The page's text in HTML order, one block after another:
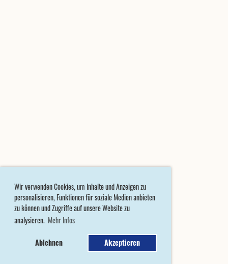
Wir verwenden Cookies, um Inhalte und Anzeigen zu
personalisieren, Funktionen für soziale Medien anbieten
zu können und Zugriffe auf unsere Website zu
analysieren. Mehr Infos
Ablehnen Akzeptieren